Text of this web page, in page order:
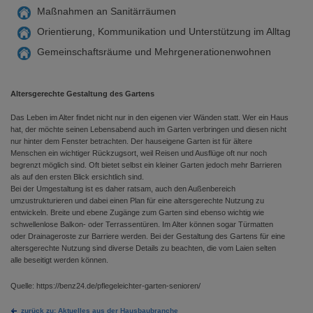
Maßnahmen an Sanitärräumen
Orientierung, Kommunikation und Unterstützung im Alltag
Gemeinschaftsräume und Mehrgenerationenwohnen
Altersgerechte Gestaltung des Gartens
Das Leben im Alter findet nicht nur in den eigenen vier Wänden statt. Wer ein Haus
hat, der möchte seinen Lebensabend auch im Garten verbringen und diesen nicht
nur hinter dem Fenster betrachten. Der hauseigene Garten ist für ältere
Menschen ein wichtiger Rückzugsort, weil Reisen und Ausflüge oft nur noch
begrenzt möglich sind. Oft bietet selbst ein kleiner Garten jedoch mehr Barrieren
als auf den ersten Blick ersichtlich sind.
Bei der Umgestaltung ist es daher ratsam, auch den Außenbereich
umzustrukturieren und dabei einen Plan für eine altersgerechte Nutzung zu
entwickeln. Breite und ebene Zugänge zum Garten sind ebenso wichtig wie
schwellenlose Balkon- oder Terrassentüren. Im Alter können sogar Türmatten
oder Drainageroste zur Barriere werden. Bei der Gestaltung des Gartens für eine
altersgerechte Nutzung sind diverse Details zu beachten, die vom Laien selten
alle beseitigt werden können.
Quelle: https://benz24.de/pflegeleichter-garten-senioren/
zurück zu: Aktuelles aus der Hausbaubranche